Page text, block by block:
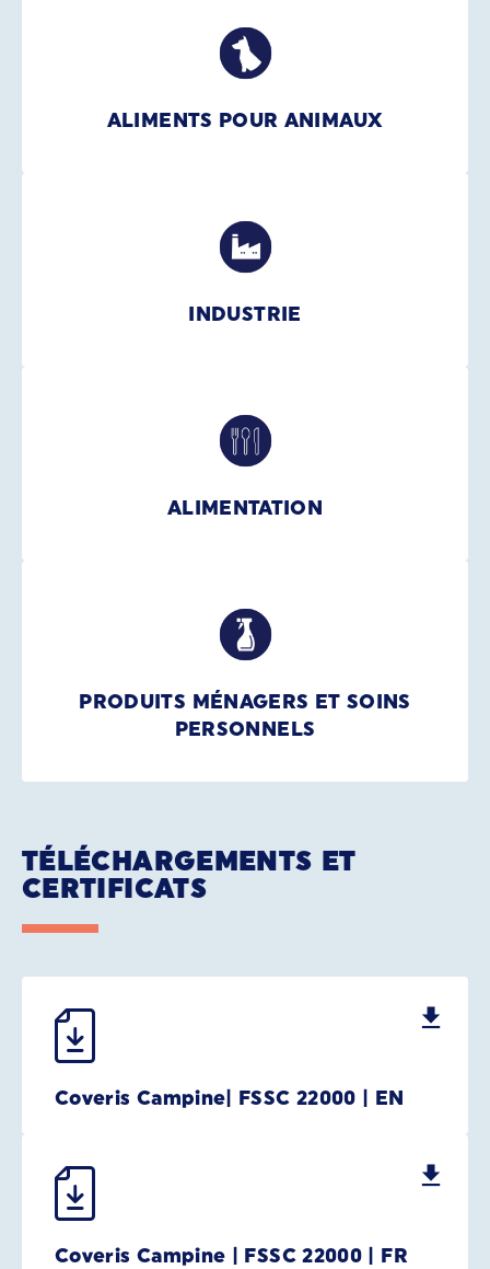
ALIMENTS POUR ANIMAUX
INDUSTRIE
ALIMENTATION
PRODUITS MÉNAGERS ET SOINS
PERSONNELS
TÉLÉCHARGEMENTS ET
CERTIFICATS
Coveris Campine| FSSC 22000 | EN
Coveris Campine | FSSC 22000 | FR